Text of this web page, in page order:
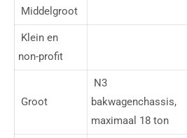
Middelgroot
Klein en
non-profit
Groot
N3
bakwagenchassis,
maximaal 18 ton